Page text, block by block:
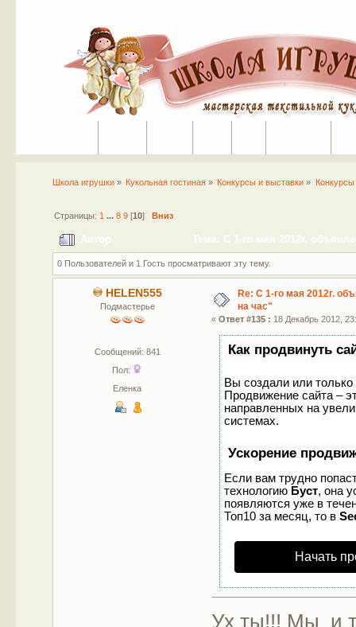
Школа игрушки» Кукольная гостиная » Конкурсы и выставки » Конкурсы
Страницы: 1 ... 8 9[10] Вниз
Автор Тема: С 1-го мая 2012г.
0 Пользователей и 1 Гость просматривают эту тему.
HELEN555
Подмастерье
Сообщений: 841
Пол:
Еленка
Re: С 1-го мая 2012г.
на час"
«Ответ #135 : 18 Декабрь 2012,
Как продвинуть
Вы создали или только
Продвижение сайта –
направленных на
системах.
Ускорение
Если вам трудно
технологию Буст, она
появляются уже в
Топ10 за месяц, то в
Начать
Ух ты!!! Мы и